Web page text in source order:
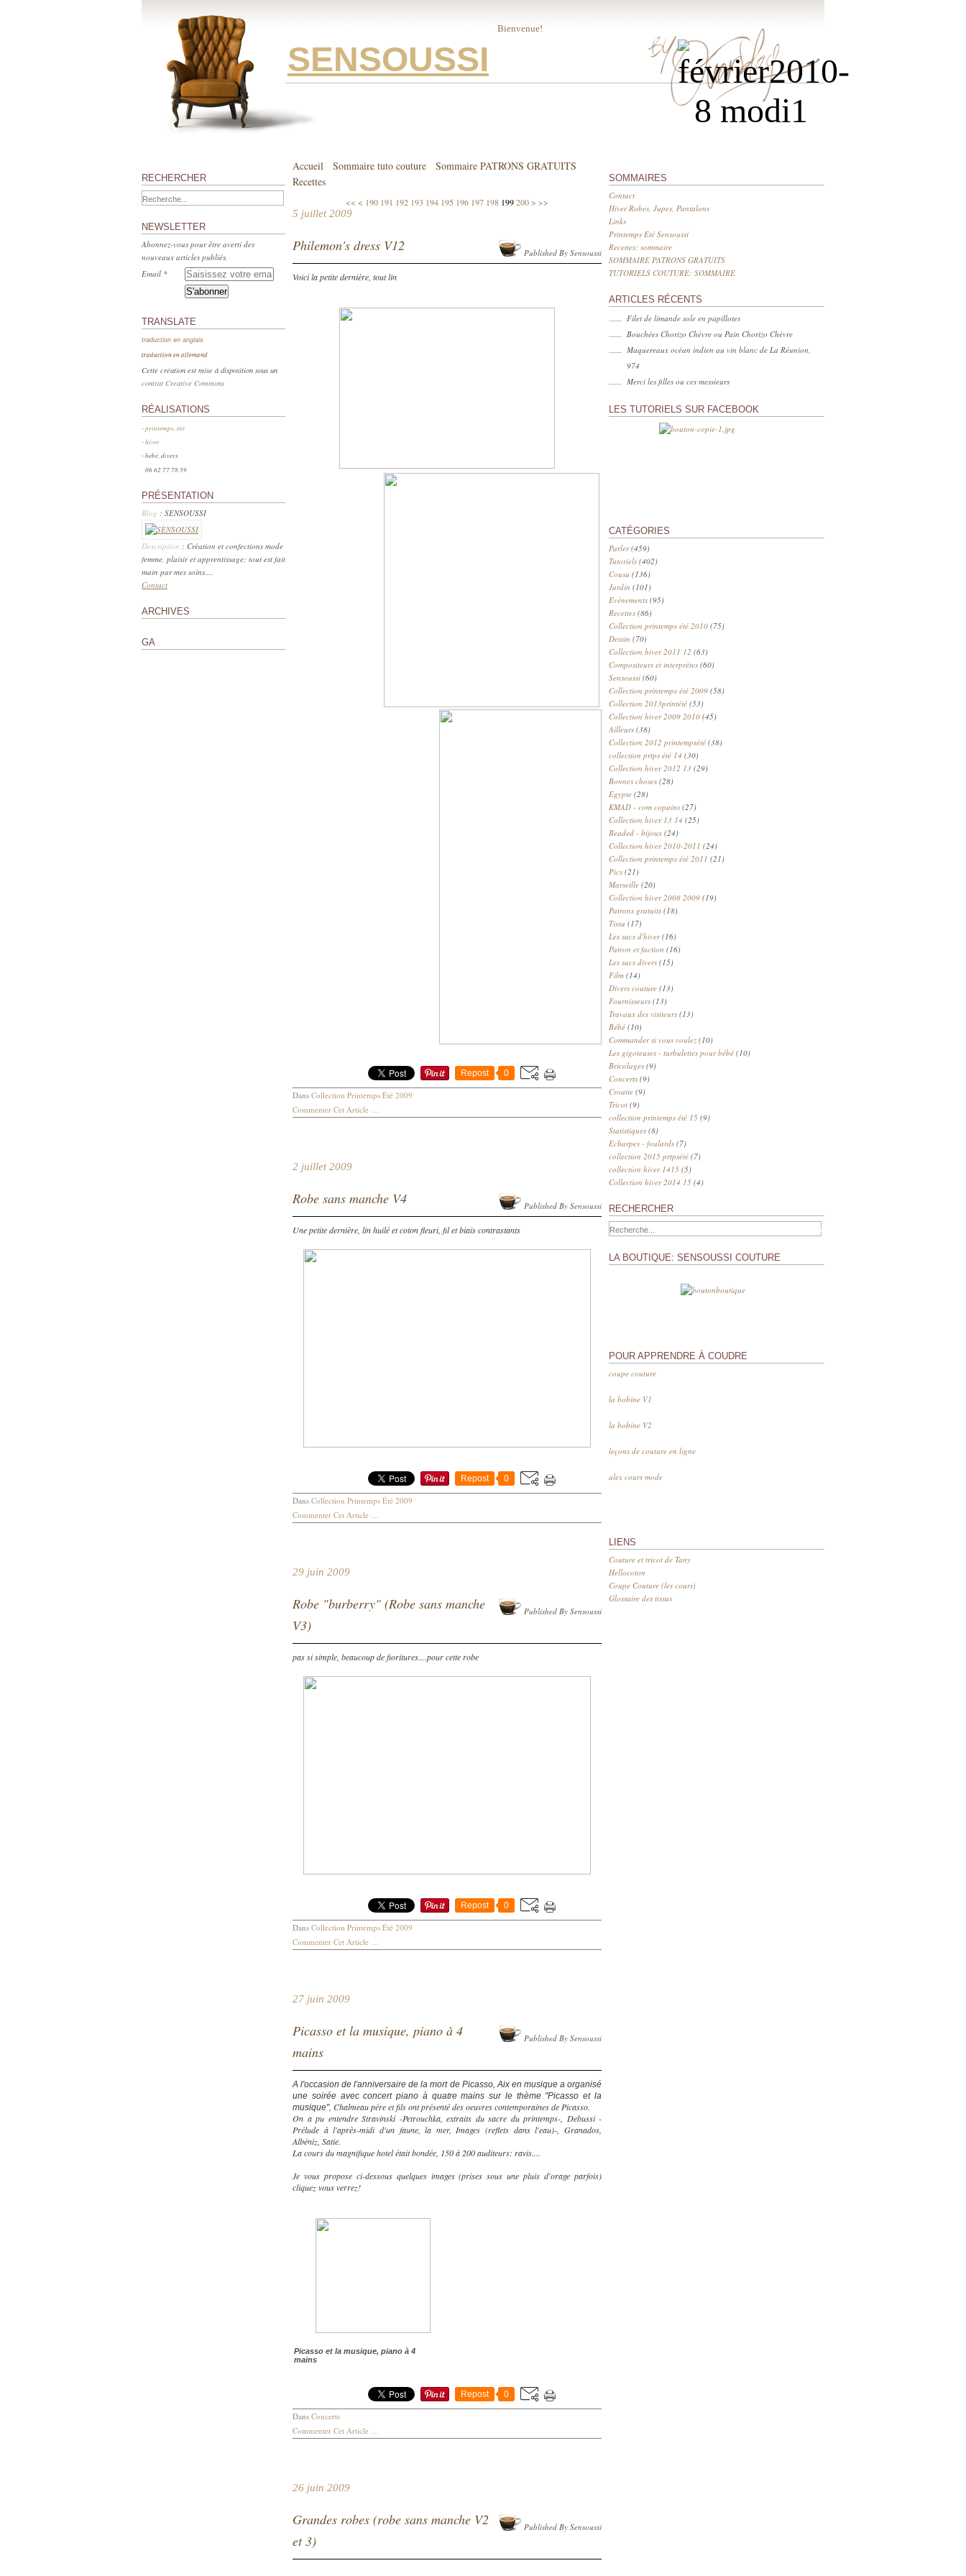
Bienvenue!
SENSOUSSI
RECHERCHER
NEWSLETTER
Abonnez-vous pour être averti des
nouveaux articles publiés.
Email
TRANSLATE
traduction en anglais
traduction en allemand
Cette création est mise à disposition sous un
contrat Creative Commons
RÉALISATIONS
-printemps, été
-hiver
- bébé, divers
06 62 77 78 59
PRÉSENTATION
Blog : SENSOUSSI
Description : Création et confections mode
femme, plaisir et apprentissage; tout est fait
main par mes soins....
Contact
ARCHIVES
GA
Accueil Sommaire tuto couture
Sommaire PATRONS GRATUITS
Recettes
<< < 100
110
120
130
140
150
160
170
180
190 191 192 193 194 195 196 197 198 199200> >>
5 juillet 2009
Philemon's dress V12
Voici la petite dernière, tout lin
Repost 0
Published By Sensoussi
Dans Collection Printemps Été 2009
Commenter Cet Article …
2 juillet 2009
Robe sans manche V4
Une petite dernière, lin huilé et coton fleuri, fil et biais contrastants
Repost 0
Published By Sensoussi
Dans Collection Printemps Été 2009
Commenter Cet Article …
29 juin 2009
Robe "burberry" (Robe sans manche
V3)
pas si simple, beaucoup de fioritures....pour cette robe
Repost 0
Published By Sensoussi
Dans Collection Printemps Été 2009
Commenter Cet Article …
27 juin 2009
Picasso et la musique, piano à 4
mains
A l'occasion de l'anniversaire de la mort de Picasso, Aix en musique a organisé
une soirée avec concert piano à quatre mains sur le thème "Picasso et la
musique", Chalmeau pére et fils ont présenté des oeuvres contemporaines de Picasso.
On a pu entendre Stravinski -Petrouchka, extraits du sacre du printemps-, Debussi -
Prélude à l'après-midi d'un faune, la mer, Images (reflets dans l'eau)-, Granados,
Albéniz, Satie.
La cours du magnifique hotel était bondée, 150 à 200 auditeurs: ravis....
Je vous propose ci-dessous quelques images (prises sous une pluis d'orage parfois)
cliquez vous verrez!
Picasso et la musique, piano à 4
mains
Repost 0
Published By Sensoussi
Dans Concerts
Commenter Cet Article …
26 juin 2009
Grandes robes (robe sans manche V2
et 3)
Published By Sensoussi
SOMMAIRES
Contact
Hiver Robes, Jupes, Pantalons
Links
Printemps Eté Sensoussi
Recettes: sommaire
SOMMAIRE PATRONS GRATUITS
TUTORIELS COUTURE: SOMMAIRE
ARTICLES RÉCENTS
Filet de limande sole en papillotes
Bouchées Chorizo Chèvre ou Pain Chorizo Chèvre
Maquereaux océan indien au vin blanc de La Réunion,
974
Merci les filles ou ces messieurs
LES TUTORIELS SUR FACEBOOK
CATÉGORIES
Parler(459)
Tutoriels (402)
Cousu (136)
Jardin (101)
Evènements (95)
Recettes (86)
Collection printemps été 2010 (75)
Dessin (70)
Collection hiver 2011 12 (63)
Compositeurs et interprètes (60)
Sensoussi (60)
Collection printemps été 2009 (58)
Collection 2013printété (53)
Collection hiver 2009 2010 (45)
Ailleurs (38)
Collection 2012 printempsété (38)
collection prtps été 14 (30)
Collection hiver 2012 13 (29)
Bonnes choses (28)
Egypte (28)
KMAD - com copains (27)
Collection hiver 13 14 (25)
Beaded - bijoux (24)
Collection hiver 2010-2011 (24)
Collection printemps été 2011 (21)
Pics (21)
Marseille (20)
Collection hiver 2008 2009 (19)
Patrons gratuits (18)
Tissu (17)
Les sacs d'hiver(16)
Patron et faction (16)
Les sacs divers (15)
Film (14)
Divers couture (13)
Fournisseurs (13)
Travaux des visiteurs (13)
Bébé (10)
Commander si vous voulez (10)
Les gigoteuses - turbulettes pour bébé (10)
Bricolages (9)
Concerts (9)
Croatie (9)
Tricot (9)
collection printemps été 15 (9)
Statistiques (8)
Echarpes - foulards (7)
collection 2015 prtpsété (7)
collection hiver 1415 (5)
Collection hiver 2014 15 (4)
RECHERCHER
LA BOUTIQUE: SENSOUSSI COUTURE
POUR APPRENDRE À COUDRE
coupe couture
la bobine V1
la bobine V2
leçons de couture en ligne
alex cours mode
LIENS
Couture et tricot de Tany
Hellocoton
Coupe Couture (les cours)
Glossaire des tissus